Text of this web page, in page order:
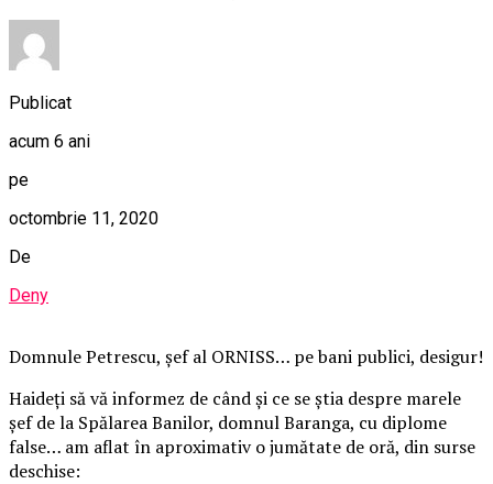
Publicat
acum 6 ani
pe
octombrie 11, 2020
De
Deny
Domnule Petrescu, șef al ORNISS… pe bani publici, desigur!
Haideți să vă informez de când și ce se știa despre marele
șef de la Spălarea Banilor, domnul Baranga, cu diplome
false… am aflat în aproximativ o jumătate de oră, din surse
deschise: